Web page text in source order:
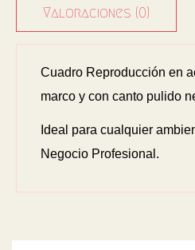
Valoraciones (0)
Cuadro Reproducción en
marco y con canto pulido
Ideal para cualquier
Negocio Profesional.